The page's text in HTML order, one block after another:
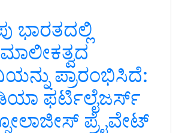
ಭಾರತದಲ್ಲಿ
ಪ್ರಾರಂಭಿಸಿದೆ:
ಫರ್ಟಿಲೈಜರ್ಸ್
ಪ್ರೈವೇಟ್